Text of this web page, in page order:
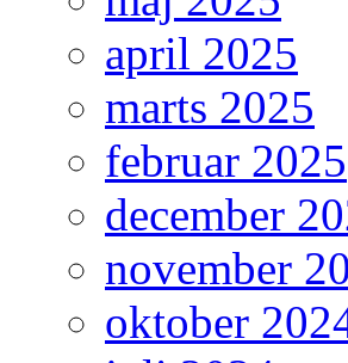
april 2025
marts 2025
februar 2025
december
november
oktober